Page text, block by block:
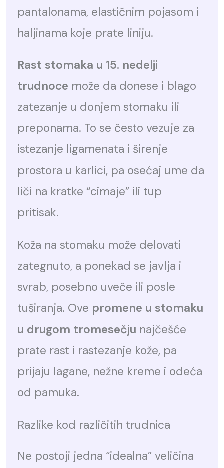
pantalonama, elastičnim pojasom i
haljinama koje prate liniju.
Rast stomaka u 15. nedelji
trudnoce može da donese i blago
zatezanje u donjem stomaku ili
preponama. To se često vezuje za
istezanje ligamenata i širenje
prostora u karlici, pa osećaj ume da
liči na kratke “cimaje” ili tup
pritisak.
Koža na stomaku može delovati
zategnuto, a ponekad se javlja i
svrab, posebno uveče ili posle
tuširanja. Ove promene u stomaku
u drugom tromesečju najčešće
prate rast i rastezanje kože, pa
prijaju lagane, nežne kreme i odeća
od pamuka.
Razlike kod različitih trudnica
Ne postoji jedna “idealna” veličina